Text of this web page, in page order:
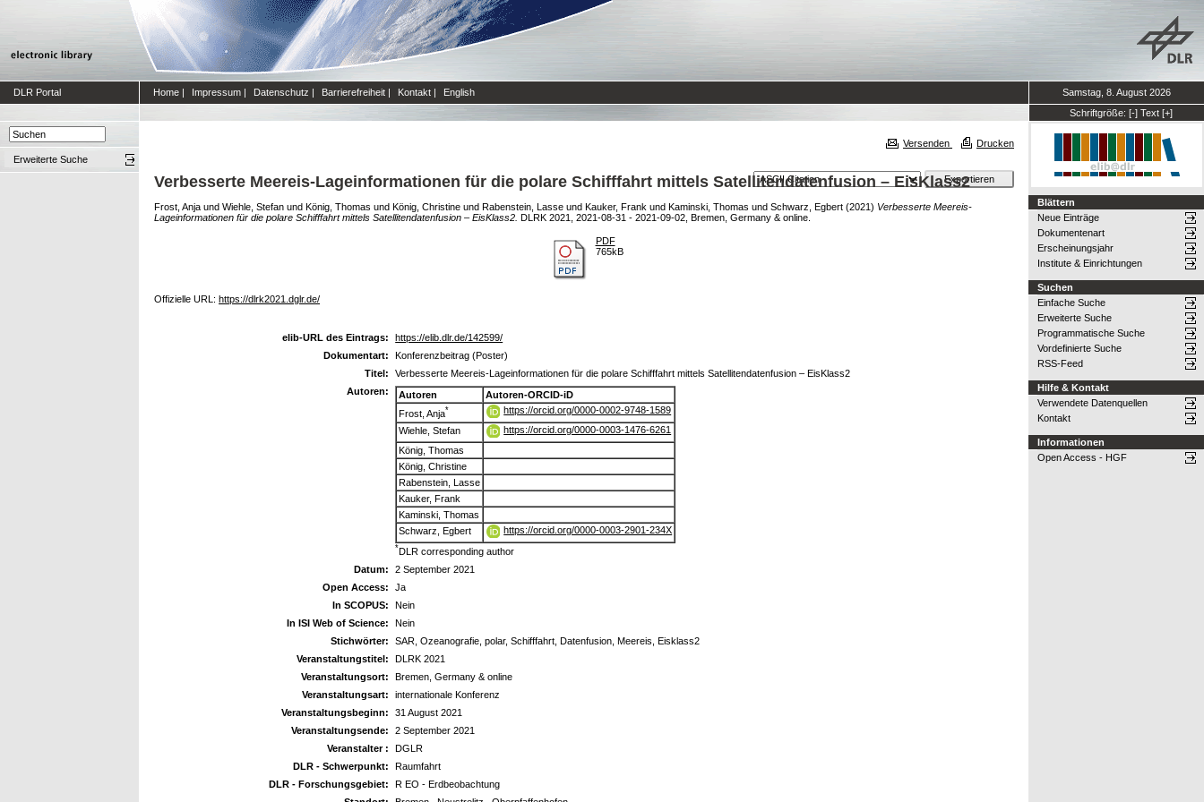
DLR Portal Home | Impressum | Datenschutz | Barrierefreiheit | Kontakt | English
Samstag, 8. August 2026
Schriftgröße: [-] Text [+]
Erweiterte Suche
Versenden Drucken
Verbesserte Meereis-Lageinformationen für die polare Schifffahrt mittels Satellitendatenfusion – EisKlass2
Frost, Anja und Wiehle, Stefan und König, Thomas und König, Christine und Rabenstein, Lasse und Kauker, Frank und Kaminski, Thomas und Schwarz, Egbert (2021) Verbesserte Meereis-
Lageinformationen für die polare Schifffahrt mittels Satellitendatenfusion – EisKlass2. DLRK 2021, 2021-08-31 - 2021-09-02, Bremen, Germany & online.
PDF
765kB
Offizielle URL: https://dlrk2021.dglr.de/
elib-URL des Eintrags:
https://elib.dlr.de/142599/
Dokumentart:
Konferenzbeitrag (Poster)
Titel:
Verbesserte Meereis-Lageinformationen für die polare Schifffahrt mittels Satellitendatenfusion – EisKlass2
Autoren:
Autoren
Autoren-ORCID-iD
Frost, Anja*
https://orcid.org/0000-0002-9748-1589
Wiehle, Stefan
https://orcid.org/0000-0003-1476-6261
König, Thomas
König, Christine
Rabenstein, Lasse
Kauker, Frank
Kaminski, Thomas
Schwarz, Egbert
https://orcid.org/0000-0003-2901-234X
*DLR corresponding author
Datum:
2 September 2021
Open Access:
Ja
In SCOPUS:
Nein
In ISI Web of Science:
Nein
Stichwörter:
SAR, Ozeanografie, polar, Schifffahrt, Datenfusion, Meereis, Eisklass2
Veranstaltungstitel:
DLRK 2021
Veranstaltungsort:
Bremen, Germany & online
Veranstaltungsart:
internationale Konferenz
Veranstaltungsbeginn:
31 August 2021
Veranstaltungsende:
2 September 2021
Veranstalter :
DGLR
DLR - Schwerpunkt:
Raumfahrt
DLR - Forschungsgebiet:
R EO - Erdbeobachtung
Blättern
Neue Einträge
Dokumentenart
Erscheinungsjahr
Institute & Einrichtungen
Suchen
Einfache Suche
Erweiterte Suche
Programmatische Suche
Vordefinierte Suche
RSS-Feed
Hilfe & Kontakt
Verwendete Datenquellen
Kontakt
Informationen
Open Access - HGF